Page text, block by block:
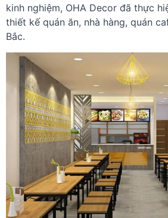
kinh nghiệm, OHA Decor đã thực
thiết kế quán ăn, nhà hàng, quán
Bắc.